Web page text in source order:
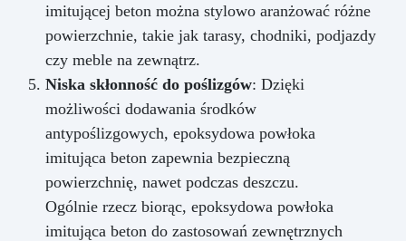
imitującej beton można stylowo aranżować różne
powierzchnie, takie jak tarasy, chodniki, podjazdy
czy meble na zewnątrz.
Niska skłonność do poślizgów: Dzięki
możliwości dodawania środków
antypoślizgowych, epoksydowa powłoka
imitująca beton zapewnia bezpieczną
powierzchnię, nawet podczas deszczu.
Ogólnie rzecz biorąc, epoksydowa powłoka
imitująca beton do zastosowań zewnętrznych